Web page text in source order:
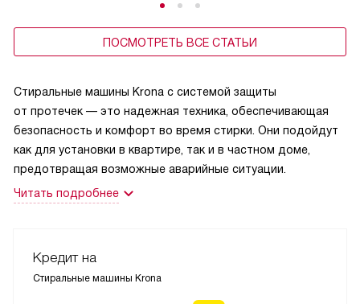
ПОСМОТРЕТЬ ВСЕ СТАТЬИ
Стиральные машины Krona с системой защиты
от протечек — это надежная техника, обеспечивающая
безопасность и комфорт во время стирки. Они подойдут
как для установки в квартире, так и в частном доме,
предотвращая возможные аварийные ситуации.
Читать подробнее
Кредит на
Стиральные машины Krona